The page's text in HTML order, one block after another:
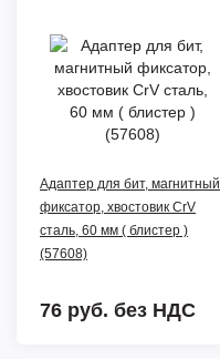
Адаптер для бит, магнитный
фиксатор, хвостовик CrV
сталь, 60 мм ( блистер )
(57608)
76 руб. без НДС